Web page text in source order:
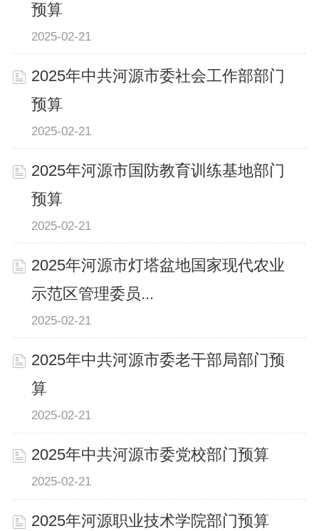
预算
2025-02-21
2025年中共河源市委社会工作部部门
预算
2025-02-21
2025年河源市国防教育训练基地部门
预算
2025-02-21
2025年河源市灯塔盆地国家现代农业
示范区管理委员...
2025-02-21
2025年中共河源市委老干部局部门预
算
2025-02-21
2025年中共河源市委党校部门预算
2025-02-21
2025年河源职业技术学院部门预算